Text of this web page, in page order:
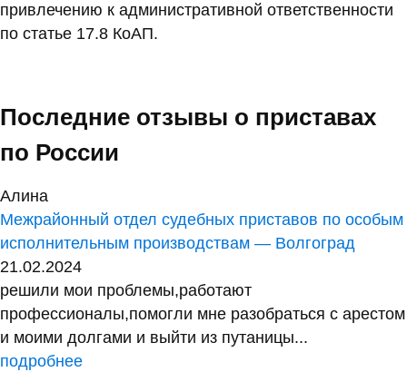
привлечению к административной ответственности
по статье 17.8 КоАП.
Последние отзывы о приставах
по России
Алина
Межрайонный отдел судебных приставов по особым
исполнительным производствам — Волгоград
21.02.2024
решили мои проблемы,работают
профессионалы,помогли мне разобраться с арестом
и моими долгами и выйти из путаницы...
подробнее